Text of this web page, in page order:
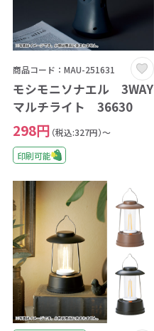
商品コード：MAU-251631
モシモニソナエル 3WAY
マルチライト 36630
298円 （税込:327円）～
印刷可能